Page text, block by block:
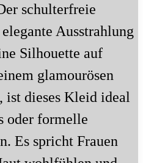
schulterfreie
Ausstrahlung
Silhouette auf
glamourösen
ist dieses Kleid ideal
oder formelle
Es spricht Frauen